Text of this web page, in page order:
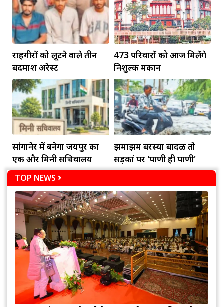
राहगीरों को लूटने वाले तीन
बदमाश अरेस्ट
473 परिवारों को आज मिलेंगे
निशुल्क मकान
सांगानेर में बनेगा जयपुर का
एक और मिनी सचिवालय
झमाझम बरस्या बादळ तो
सड़कां पर 'पाणी ही पाणी'
TOP NEWS